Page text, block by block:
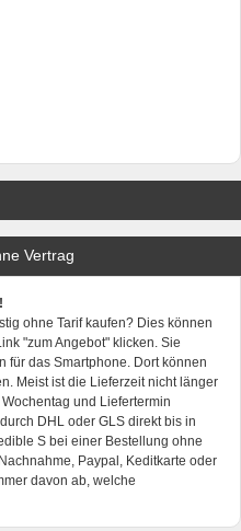
Vertrag
ohne Tarif kaufen? Dies können
"zum Angebot" klicken. Sie
für das Smartphone. Dort können
Meist ist die Lieferzeit nicht länger
und Liefertermin
DHL oder GLS direkt bis in
S bei einer Bestellung ohne
Paypal, Keditkarte oder
davon ab, welche